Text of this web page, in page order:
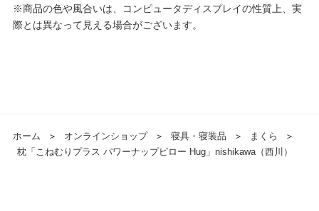
※商品の色や風合いは、コンピュータディスプレイの性質上、実
際とは異なって見える場合がございます。
ホーム ＞ オンラインショップ ＞ 寝具・寝装品 ＞ まくら
＞
枕「こねむりプラス パワーナップピロー Hug」nishikawa（西川）